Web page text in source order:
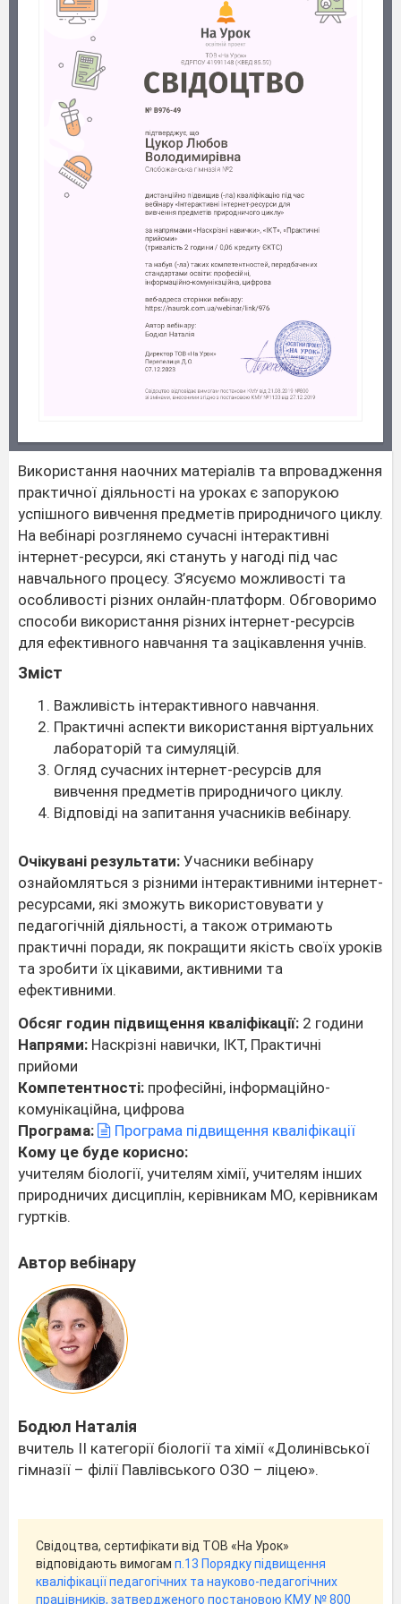
Використання наочних матеріалів та впровадження
практичної діяльності на уроках є запорукою
успішного вивчення предметів природничого циклу.
На вебінарі розглянемо сучасні інтерактивні
інтернет-ресурси, які стануть у нагоді під час
навчального процесу. З’ясуємо можливості та
особливості різних онлайн-платформ. Обговоримо
способи використання різних інтернет-ресурсів
для ефективного навчання та зацікавлення учнів.
Зміст
Важливість інтерактивного навчання.
Практичні аспекти використання віртуальних
лабораторій та симуляцій.
Огляд сучасних інтернет-ресурсів для
вивчення предметів природничого циклу.
Відповіді на запитання учасників вебінару.
Очікувані результати: Учасники вебінару
ознайомляться з різними інтерактивними інтернет-
ресурсами, які зможуть використовувати у
педагогічній діяльності, а також отримають
практичні поради, як покращити якість своїх уроків
та зробити їх цікавими, активними та
ефективними.
Обсяг годин підвищення кваліфікації: 2 години
Напрями: Наскрізні навички, ІКТ, Практичні
прийоми
Компетентності: професійні, інформаційно-
комунікаційна, цифрова
Програма:
Програма підвищення кваліфікації
Кому це буде корисно:
учителям біології, учителям хімії, учителям інших
природничих дисциплін, керівникам МО, керівникам
гуртків.
Автор вебінару
Бодюл Наталія
вчитель ІІ категорії біології та хімії «Долинівської
гімназії – філії Павлівського ОЗО – ліцею».
Свідоцтва, сертифікати від ТОВ «На Урок»
відповідають вимогам п.13 Порядку підвищення
кваліфікації педагогічних та науково-педагогічних
працівників, затвердженого постановою КМУ № 800